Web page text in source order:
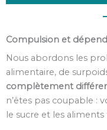
Compulsion et
Nous abordons les
alimentaire, de
complètement
n’êtes pas coupable :
le sucre et les